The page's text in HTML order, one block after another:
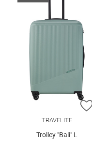
TRAVELITE
Trolley "Bali" L